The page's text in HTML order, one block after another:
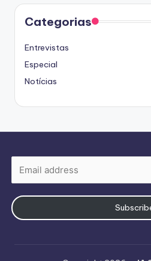
Categorias
Entrevistas
Especial
Notícias